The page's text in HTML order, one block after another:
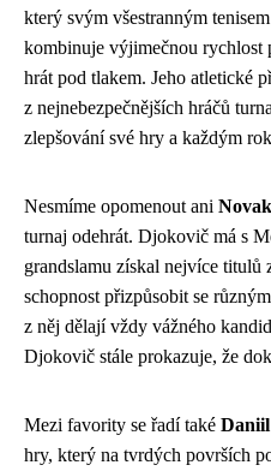
který svým všestranným
kombinuje výjimečnou rychlost
hrát pod tlakem. Jeho atletické
z nejnebezpečnějších hráčů
zlepšování své hry a každým
Nesmíme opomenout ani
turnaj odehrát. Djokovič má s
grandslamu získal nejvíce titulů
schopnost přizpůsobit se
z něj dělají vždy vážného
Djokovič stále prokazuje, že
Mezi favority se řadí také
hry, který na tvrdých površích